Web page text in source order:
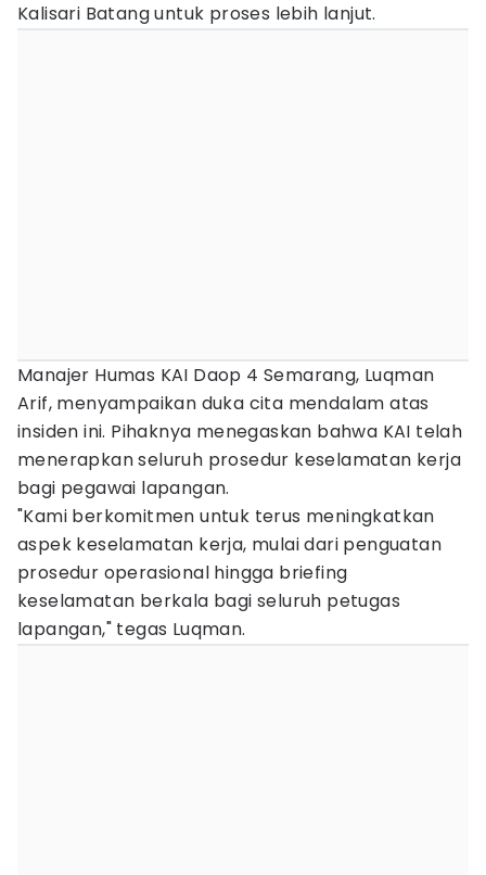
Kalisari Batang untuk proses lebih lanjut.
Manajer Humas KAI Daop 4 Semarang, Luqman
Arif, menyampaikan duka cita mendalam atas
insiden ini. Pihaknya menegaskan bahwa KAI telah
menerapkan seluruh prosedur keselamatan kerja
bagi pegawai lapangan.
"Kami berkomitmen untuk terus meningkatkan
aspek keselamatan kerja, mulai dari penguatan
prosedur operasional hingga briefing
keselamatan berkala bagi seluruh petugas
lapangan," tegas Luqman.